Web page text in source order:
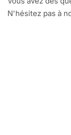
N'hésitez pas à